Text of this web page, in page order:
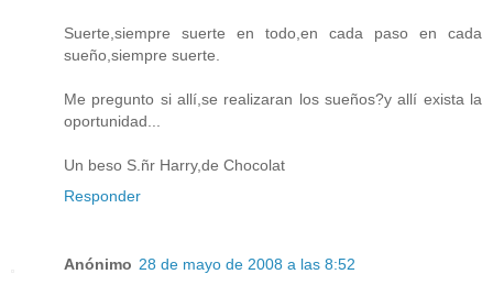
Suerte,siempre suerte en todo,en cada paso en cada
sueño,siempre suerte.
Me pregunto si allí,se realizaran los sueños?y allí exista la
oportunidad...
Un beso S.ñr Harry,de Chocolat
Responder
Anónimo 28 de mayo de 2008 a las 8:52